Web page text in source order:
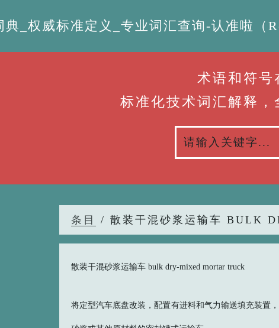
_权威标准定义_专业词汇查询-认准啦（
术语和符号
标准化技术词汇解释，
条目 / 散装干混砂浆运输车 BULK
散装干混砂浆运输车 bulk dry-mixed mortar truck
将定型汽车底盘改装，配置有进料和气力输送填充装置